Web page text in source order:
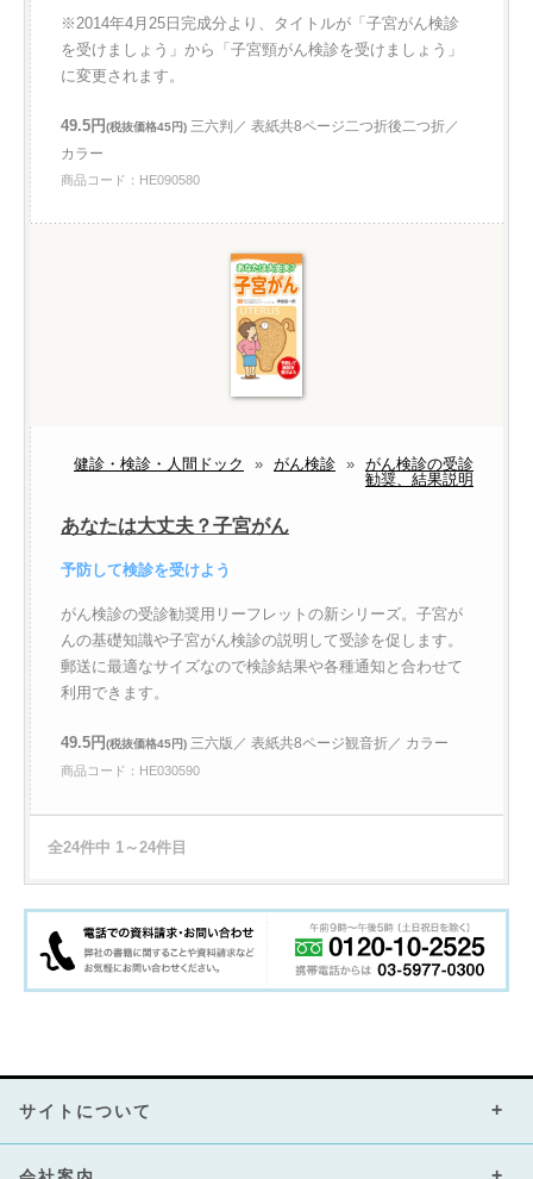
※2014年4月25日完成分より、タイトルが「子宮がん検診
を受けましょう」から「子宮頸がん検診を受けましょう」
に変更されます。
49.5円(税抜価格45円) 三六判／ 表紙共8ページ二つ折後二つ折／
カラー
商品コード：HE090580
健診・検診・人間ドック » がん検診 » がん検診の受診
勧奨、結果説明
あなたは大丈夫？子宮がん
予防して検診を受けよう
がん検診の受診勧奨用リーフレットの新シリーズ。子宮が
んの基礎知識や子宮がん検診の説明して受診を促します。
郵送に最適なサイズなので検診結果や各種通知と合わせて
利用できます。
49.5円(税抜価格45円) 三六版／ 表紙共8ページ観音折／ カラー
商品コード：HE030590
全24件中 1～24件目
サイトについて